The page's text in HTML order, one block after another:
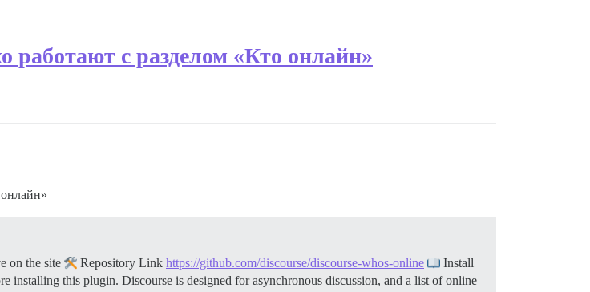
работают с разделом «Кто онлайн»
on the site Repository Link https://github.com/discourse/discourse-whos-online
Install
installing this plugin. Discourse is designed for asynchronous discussion, and a list of online